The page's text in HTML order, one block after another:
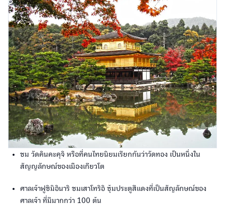
ชม วัดคินคะคุจิ หรือที่คนไทยนิยมเรียกกันว่าวัดทอง เป็นหนึ่งใน
สัญญลักษณ์ของเมืองเกียวโต
ศาลเจ้าฟูชิมิอินาริ ชมเสาโทริอิ ซุ้มประตูสีแดงที่เป็นสัญลักษณ์ของ
ศาลเจ้า ที่มีมากกว่า 100 ต้น